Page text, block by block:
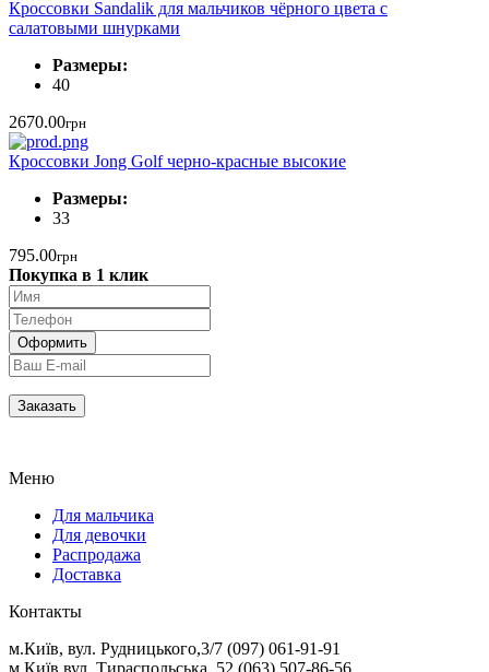
Кроссовки Sandalik для мальчиков чёрного цвета с
салатовыми шнурками
Размеры:
40
2670.00грн
Кроссовки Jong Golf черно-красные высокие
Размеры:
33
795.00грн
Покупка в 1 клик
Меню
Для мальчика
Для девочки
Распродажа
Доставка
Контакты
м.Київ, вул. Рудницького,3/7 (097) 061-91-91
м.Київ вул. Тираспольська, 52 (063) 507-86-56